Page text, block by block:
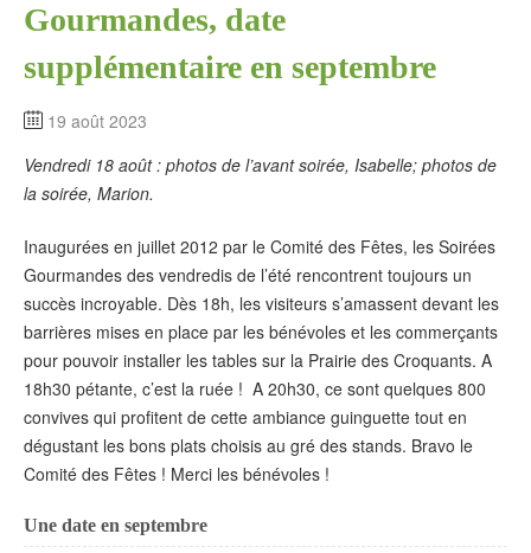
Contact
Gourmandes, date
supplémentaire en septembre
19 août 2023
Vendredi 18 août : photos de l’avant soirée, Isabelle; photos de
la soirée, Marion.
Inaugurées en juillet 2012 par le Comité des Fêtes, les Soirées
Gourmandes des vendredis de l’été rencontrent toujours un
succès incroyable. Dès 18h, les visiteurs s’amassent devant les
barrières mises en place par les bénévoles et les commerçants
pour pouvoir installer les tables sur la Prairie des Croquants. A
18h30 pétante, c’est la ruée ! A 20h30, ce sont quelques 800
convives qui profitent de cette ambiance guinguette tout en
dégustant les bons plats choisis au gré des stands. Bravo le
Comité des Fêtes ! Merci les bénévoles !
Une date en septembre